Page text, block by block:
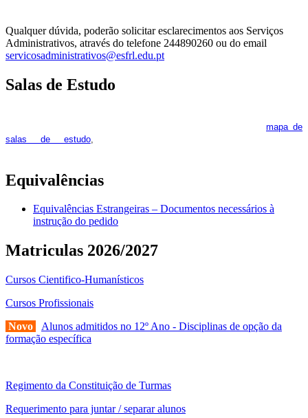
Qualquer dúvida, poderão solicitar esclarecimentos aos Serviços
Administrativos, através do telefone 244890260 ou do email
servicosadministrativos@esfrl.edu.pt
Salas de Estudo
mapa de
salas de estudo,
Equivalências
Equivalências Estrangeiras – Documentos necessários à
instrução do pedido
Matriculas 2026/2027
Cursos Cientifico-Humanísticos
Cursos Profissionais
Novo
Alunos admitidos no 12º Ano - Disciplinas de opção da
formação específica
Regimento da Constituição de Turmas
Requerimento para juntar / separar alunos